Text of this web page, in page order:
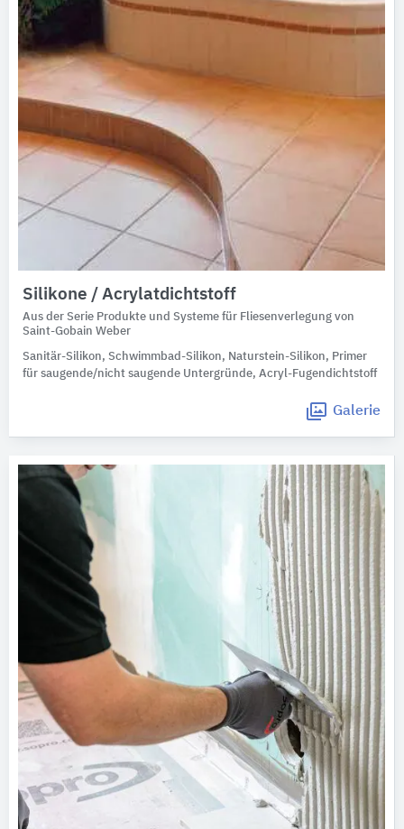
Silikone / Acrylatdichtstoff
Aus der Serie Produkte und Systeme für Fliesenverlegung von
Saint-Gobain Weber
Sanitär-Silikon, Schwimmbad-Silikon, Naturstein-Silikon, Primer
für saugende/nicht saugende Untergründe, Acryl-Fugendichtstoff
Galerie